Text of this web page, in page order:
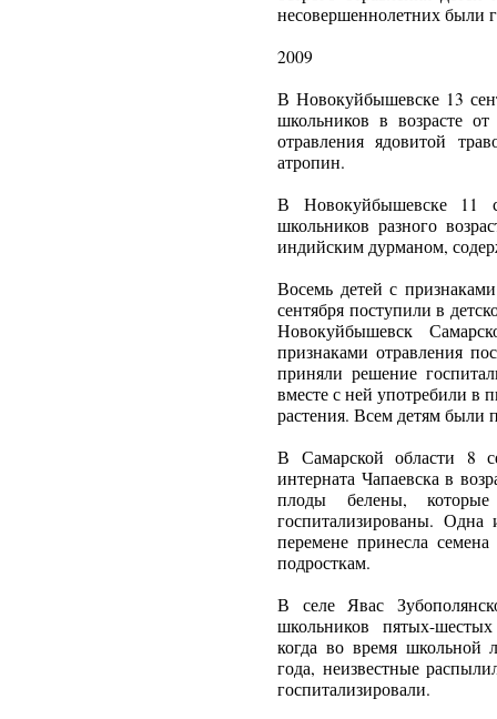
несовершеннолетних были
2009
В Новокуйбышевске 13
школьников в возрасте
отравления ядовитой
атропин.
В Новокуйбышевске 11
школьников разного
индийским дурманом,
Восемь детей с
сентября поступили в
Новокуйбышевск
признаками отравления
приняли решение
вместе с ней употребили в
растения. Всем детям были
В Самарской области 8
интерната Чапаевска в
плоды белены,
госпитализированы.
перемене принесла
подросткам.
В селе Явас
школьников пятых-
когда во время школьной
года, неизвестные
госпитализировали.